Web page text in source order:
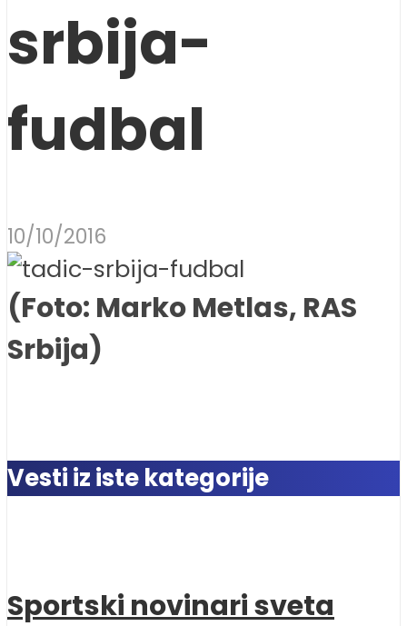
srbija-
fudbal
10/10/2016
(Foto: Marko Metlas, RAS
Srbija)
Vesti iz iste kategorije
Sportski novinari sveta